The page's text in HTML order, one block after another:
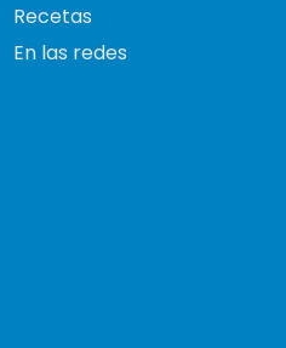
Recetas
En las redes